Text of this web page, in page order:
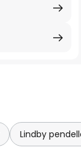
Lindby